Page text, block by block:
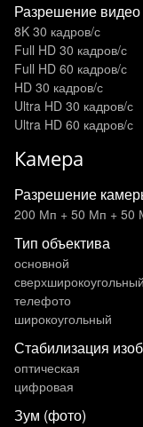
Разрешение видео
8K 30 кадров/с
Full HD 30 кадров/с
Full HD 60 кадров/с
HD 30 кадров/с
Ultra HD 30 кадров/с
Ultra HD 60 кадров/с
Камера
Разрешение
200 Мп + 50 Мп + 50
Тип объектива
основной
сверхширокоугольный
телефото
широкоугольный
Стабилизация
оптическая
цифровая
Зум (фото)